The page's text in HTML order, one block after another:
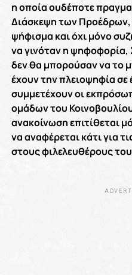
η οποία ουδέποτε
Διάσκεψη των Προέδρων,
ψήφισμα και όχι μόνο
να γινόταν η ψηφοφορία,
δεν θα μπορούσαν να το
έχουν την πλειοψηφία
συμμετέχουν οι
ομάδων του
ανακοίνωση επιτίθεται
να αναφέρεται κάτι για
στους φιλελευθέρους